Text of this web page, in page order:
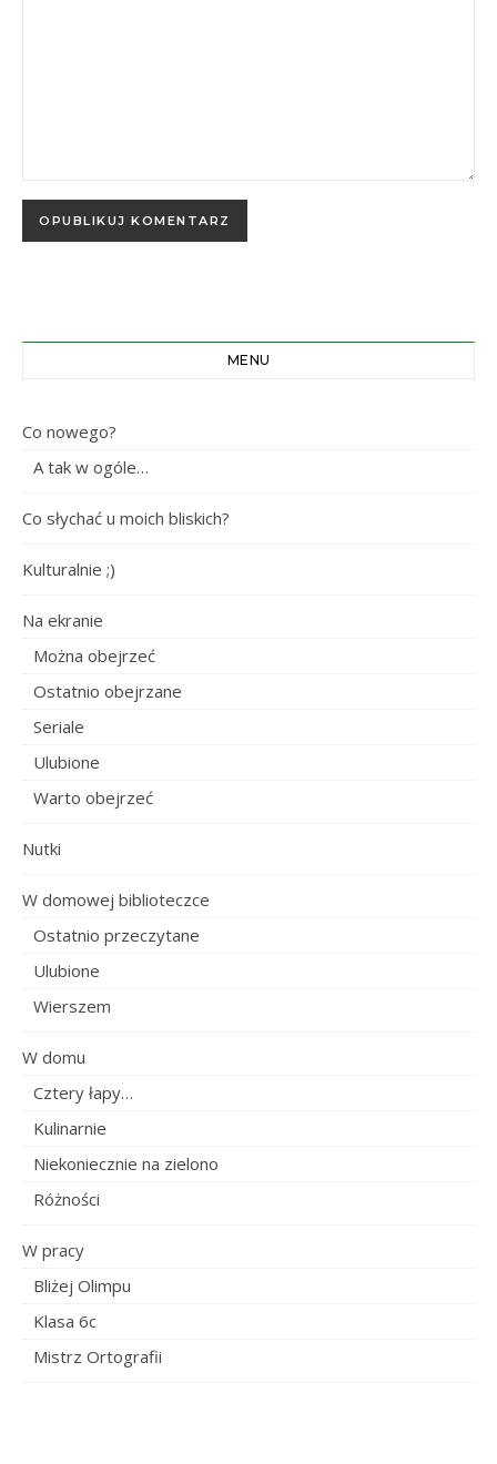
MENU
Co nowego?
A tak w ogóle…
Co słychać u moich bliskich?
Kulturalnie ;)
Na ekranie
Można obejrzeć
Ostatnio obejrzane
Seriale
Ulubione
Warto obejrzeć
Nutki
W domowej biblioteczce
Ostatnio przeczytane
Ulubione
Wierszem
W domu
Cztery łapy…
Kulinarnie
Niekoniecznie na zielono
Różności
W pracy
Bliżej Olimpu
Klasa 6c
Mistrz Ortografii